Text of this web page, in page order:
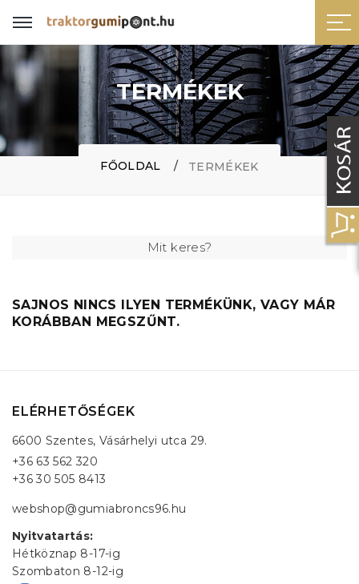
TERMÉKEK
FŐOLDAL TERMÉKEK
Mit keres?
SAJNOS NINCS ILYEN TERMÉKÜNK, VAGY MÁR
KORÁBBAN MEGSZŰNT.
ELÉRHETŐSÉGEK
6600 Szentes, Vásárhelyi utca 29.
+36 63 562 320
+36 30 505 8413
webshop@gumiabroncs96.hu
Nyitvatartás:
Hétköznap 8-17-ig
Szombaton 8-12-ig